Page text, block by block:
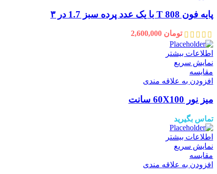
پایه فون T 808 با یک عدد پرده سبز 1.7 در ۳
تومان
اطلاعات بیشتر
نمایش سریع
مقايسه
افزودن به علاقه مندی
میز نور 60X100 سانت
تماس بگیرید
اطلاعات بیشتر
نمایش سریع
مقايسه
افزودن به علاقه مندی